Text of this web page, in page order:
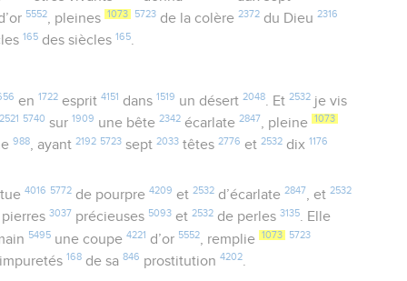
5552, pleines 1073 5723 de la colère2372 du Dieu2316
165 des siècles165.
en 1722esprit 4151 dans 1519 un désert 2048. Et 2532je vis
2521 5740 sur 1909 une bête2342 écarlate2847, pleine 1073
988, ayant2192 5723 sept2033 têtes2776 et2532 dix1176
4016 5772de pourpre 4209 et 2532d’écarlate 2847, et 2532
pierres3037 précieuses 5093 et2532 de perles3135. Elle
5495 une coupe4221 d’or 5552 , remplie 1073 5723
168 de sa846 prostitution4202.